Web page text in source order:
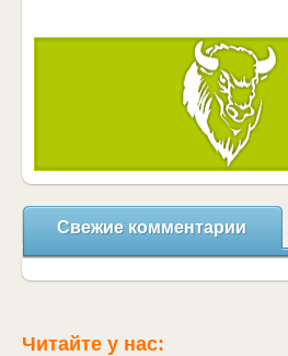
Свежие комментарии
Читайте у нас: